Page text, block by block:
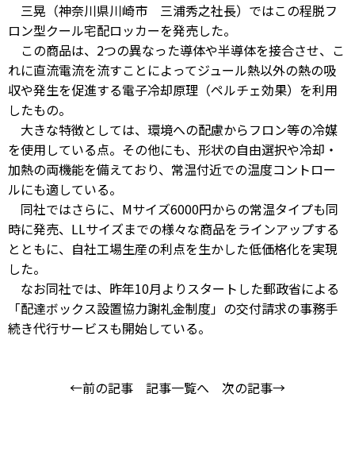
三晃（神奈川県川崎市 三浦秀之社長）ではこの程脱フ
ロン型クール宅配ロッカーを発売した。
この商品は、2つの異なった導体や半導体を接合させ、こ
れに直流電流を流すことによってジュール熱以外の熱の吸
収や発生を促進する電子冷却原理（ペルチェ効果）を利用
したもの。
大きな特徴としては、環境への配慮からフロン等の冷媒
を使用している点。その他にも、形状の自由選択や冷却・
加熱の両機能を備えており、常温付近での温度コントロー
ルにも適している。
同社ではさらに、Mサイズ6000円からの常温タイプも同
時に発売、LLサイズまでの様々な商品をラインアップする
とともに、自社工場生産の利点を生かした低価格化を実現
した。
なお同社では、昨年10月よりスタートした郵政省による
「配達ボックス設置協力謝礼金制度」の交付請求の事務手
続き代行サービスも開始している。
←前の記事 記事一覧へ 次の記事→